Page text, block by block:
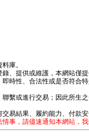
庫。
、提供或維護，本網站僅提
時性、合法性或是否符合
繫或進行交易；因此所生
易結果、履約能力、付款安
事，請儘速通知本網站，我